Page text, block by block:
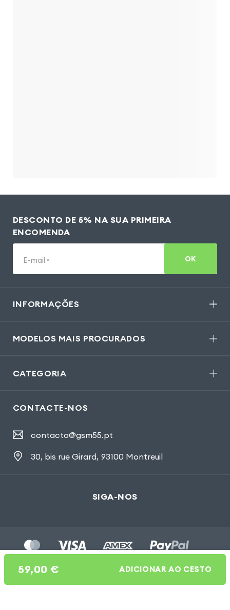
59,00 € ADICIONAR AO CESTO
DESCONTO DE 5% NA SUA PRIMEIRA
ENCOMENDA
E-mail * OK
INFORMAÇÕES
MODELOS MAIS PROCURADOS
CATEGORIA
CONTACTE-NOS
contacto@gsm55.pt
30, bis rue Girard, 93100 Montreuil
SIGA-NOS